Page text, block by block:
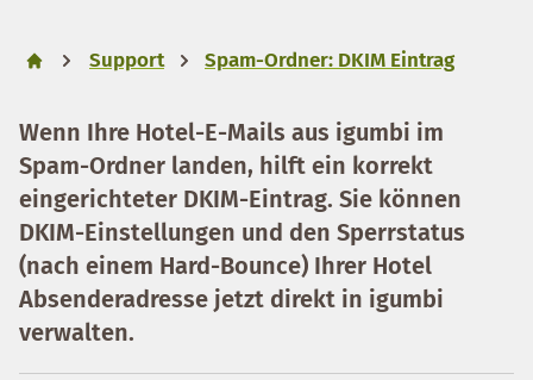
Support Spam-Ordner: DKIM Eintrag
Wenn Ihre Hotel-E-Mails aus igumbi im
Spam-Ordner landen, hilft ein korrekt
eingerichteter DKIM-Eintrag. Sie können
DKIM-Einstellungen und den Sperrstatus
(nach einem Hard-Bounce) Ihrer Hotel
Absenderadresse jetzt direkt in igumbi
verwalten.